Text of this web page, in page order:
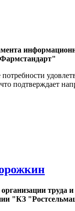
подтверждает
труда
"КЗ